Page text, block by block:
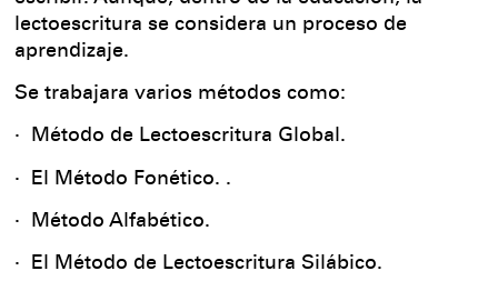
lectoescritura se considera un proceso de
aprendizaje.
Se trabajara varios métodos como:
· Método de Lectoescritura Global.
· El Método Fonético. .
· Método Alfabético.
· El Método de Lectoescritura Silábico.